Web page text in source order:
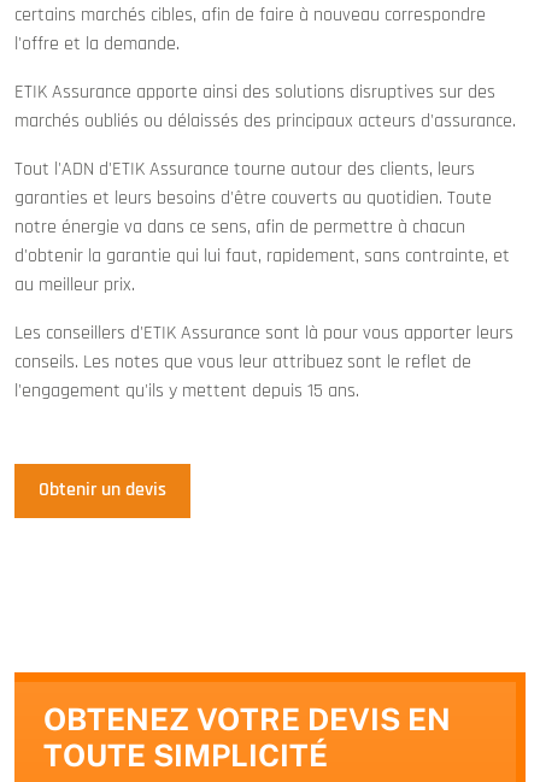
certains marchés cibles, afin de faire à nouveau correspondre
l'offre et la demande.
ETIK Assurance apporte ainsi des solutions disruptives sur des
marchés oubliés ou délaissés des principaux acteurs d'assurance.
Tout l'ADN d'ETIK Assurance tourne autour des clients, leurs
garanties et leurs besoins d'être couverts au quotidien. Toute
notre énergie va dans ce sens, afin de permettre à chacun
d'obtenir la garantie qui lui faut, rapidement, sans contrainte, et
au meilleur prix.
Les conseillers d'ETIK Assurance sont là pour vous apporter leurs
conseils. Les notes que vous leur attribuez sont le reflet de
l'engagement qu'ils y mettent depuis 15 ans.
Obtenir un devis
OBTENEZ VOTRE DEVIS EN
TOUTE SIMPLICITÉ